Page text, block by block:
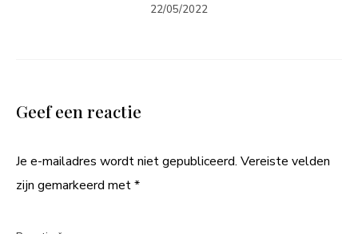
22/05/2022
Geef een reactie
Je e-mailadres wordt niet gepubliceerd. Vereiste velden
zijn gemarkeerd met*